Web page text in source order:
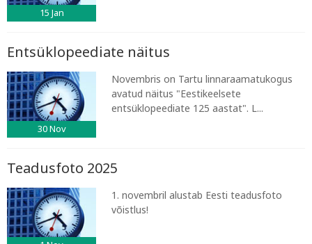
15 Jan
Entsüklopeediate näitus
30Nov
Novembris on Tartu linnaraamatukogus
avatud näitus "Eestikeelsete
entsüklopeediate 125 aastat". L...
Teadusfoto 2025
1. novembril alustab Eesti teadusfoto
võistlus!